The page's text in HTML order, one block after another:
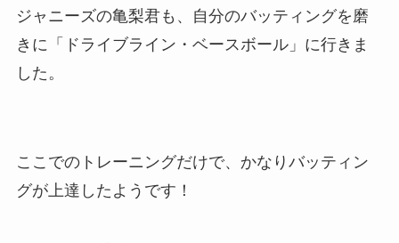
ジャニーズの亀梨君も、自分のバッティングを磨
きに「ドライブライン・ベースボール」に行きま
した。
ここでのトレーニングだけで、かなりバッティン
グが上達したようです！